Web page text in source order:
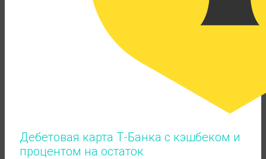
Дебетовая карта Т-Банка с кэшбеком и
процентом на остаток